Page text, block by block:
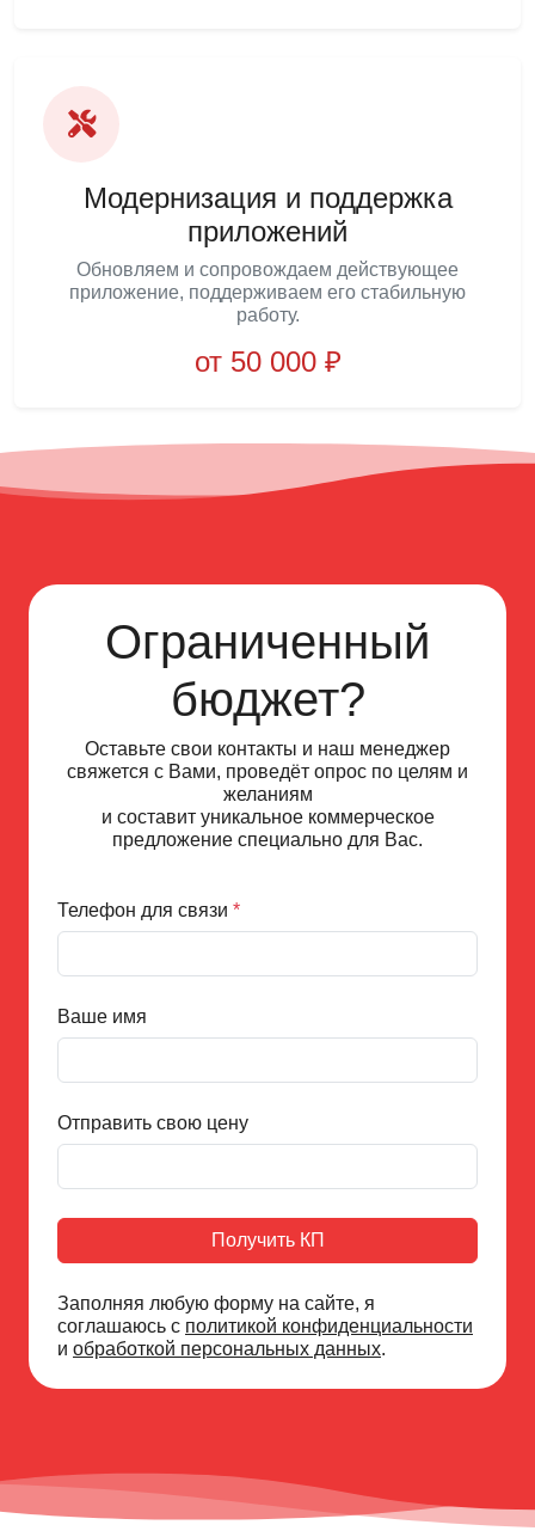
Модернизация и поддержка
приложений
Обновляем и сопровождаем действующее
приложение, поддерживаем его стабильную
работу.
от 50 000 ₽
Ограниченный
бюджет?
Оставьте свои контакты и наш менеджер
свяжется с Вами, проведёт опрос по целям и
желаниям
и составит уникальное коммерческое
предложение специально для Вас.
Телефон для связи *
Ваше имя
Отправить свою цену
Получить КП
Заполняя любую форму на сайте, я
соглашаюсь с политикой конфиденциальности
и обработкой персональных данных.